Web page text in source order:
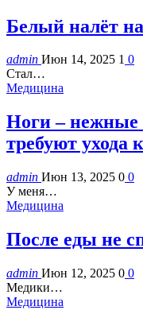
Белый налёт
admin Июн 14, 2025 1 0
Стал…
Медицина
Ноги – нежные
требуют ухода
admin Июн 13, 2025 0 0
У меня…
Медицина
После еды не
admin Июн 12, 2025 0 0
Медики…
Медицина